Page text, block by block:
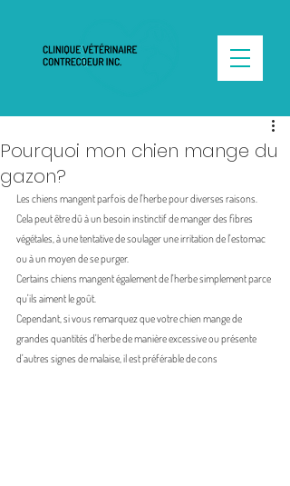
Pourquoi mon chien mange du
gazon?
Les chiens mangent parfois de l'herbe pour diverses raisons.
Cela peut être dû à un besoin instinctif de manger des fibres
végétales, à une tentative de soulager une irritation de l'estomac
ou à un moyen de se purger.
Certains chiens mangent également de l'herbe simplement parce
qu'ils aiment le goût.
Cependant, si vous remarquez que votre chien mange de
grandes quantités d'herbe de manière excessive ou présente
d'autres signes de malaise, il est préférable de cons